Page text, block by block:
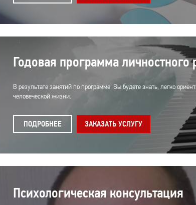
Годовая программа личностного
В результате занятий по программе Вы будете знать, легко
человеческой жизни.
ПОДРОБНЕЕ ЗАКАЗАТЬ УСЛУГУ
Психологическая консультация